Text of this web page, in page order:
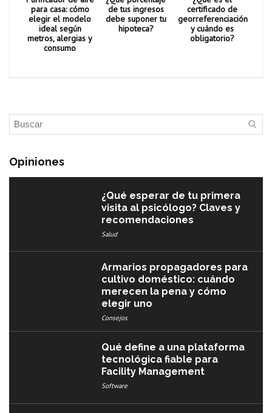
para casa: cómo
elegir el modelo
ideal según
metros, alergias y
consumo
de tus ingresos
debe suponer tu
hipoteca?
certificado de
georreferenciación
y cuándo es
obligatorio?
Opiniones
¿Qué esperar de tu primera
visita al psicólogo? Claves y
recomendaciones
Salud
Armarios propagadores para
cultivo doméstico: cuándo
merecen la pena y cómo
elegir uno
Consejos
Qué define a una plataforma
tecnológica fiable para
Facility Management
Software